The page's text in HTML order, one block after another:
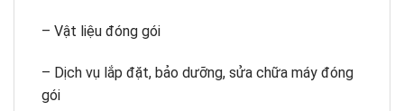
– Vật liệu đóng gói
– Dịch vụ lắp đặt, bảo dưỡng, sửa chữa máy đóng
gói